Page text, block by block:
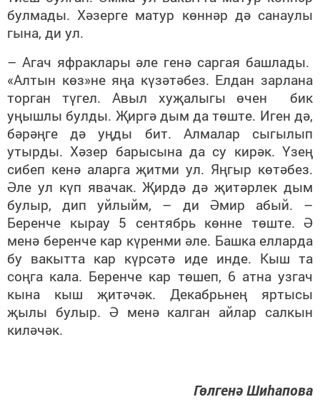
булмады. Хәзерге матур көннәр дә санаулы
гына, ди ул.
– Агач яфраклары әле генә саргая башлады.
«Алтын көз»не яңа күзәтәбез. Елдан зарлана
торган түгел. Авыл хуҗалыгы өчен бик
уңышлы булды. Җиргә дым да төште. Иген дә,
бәрәңге дә уңды бит. Алмалар сыгылып
утырды. Хәзер барысына да су кирәк. Үзең
сибеп кенә аларга җитми ул. Яңгыр көтәбез.
Әле ул күп явачак. Җирдә дә җитәрлек дым
булыр, дип уйлыйм, – ди Әмир абый. –
Беренче кырау 5 сентябрь көнне төште. Ә
менә беренче кар күренми әле. Башка елларда
бу вакытта кар күрсәтә иде инде. Кыш та
соңга кала. Беренче кар төшеп, 6 атна узгач
кына кыш җитәчәк. Декабрьнең яртысы
җылы булыр. Ә менә калган айлар салкын
киләчәк.
Гөлгенә Шиһапова